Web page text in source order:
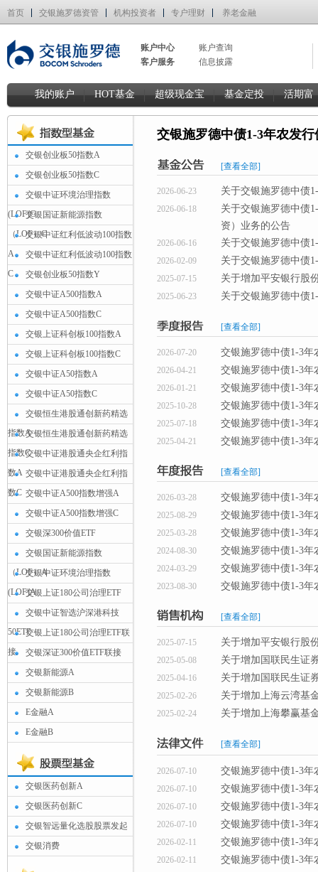
首页 交银施罗德资管 机构投资者 专户理财 养老金融
账户中心
账户查询
客户服务
信息披露
我的账户 HOT基金 超级现金宝 基金定投 活期富
交银创业板50指数A
交银创业板50指数C
交银中证环境治理指数
(LOF)C交银国证新能源指数
（LOF）C
交银中证红利低波动100指数
A
交银中证红利低波动100指数
C
交银创业板50指数Y
交银中证A500指数A
交银中证A500指数C
交银上证科创板100指数A
交银上证科创板100指数C
交银中证A50指数A
交银中证A50指数C
交银恒生港股通创新药精选
指数A交银恒生港股通创新药精选
指数C交银中证港股通央企红利指
数A 交银中证港股通央企红利指
数C 交银中证A500指数增强A
交银中证A500指数增强C
交银深300价值ETF
交银国证新能源指数
（LOF）A
交银中证环境治理指数
(LOF)A交银上证180公司治理ETF
交银中证智选沪深港科技
50ETF交银上证180公司治理ETF联
接
交银深证300价值ETF联接
交银新能源A
交银新能源B
E金融A
E金融B
交银医药创新A
交银医药创新C
交银智远量化选股股票发起
交银消费
交银施罗德中债1-3年农发
[查看全部]
2026-06-23 关于交银施罗德中债
2026-06-18
关于交银施罗德中债
资）业务的公告
2026-06-16 关于交银施罗德中债
2026-02-09 关于交银施罗德中债
2025-07-15 关于增加平安银行股
2025-06-23 关于交银施罗德中债
[查看全部]
2026-07-20 交银施罗德中债1-3年
2026-04-21 交银施罗德中债1-3年
2026-01-21 交银施罗德中债1-3年
2025-10-28 交银施罗德中债1-3年
2025-07-18 交银施罗德中债1-3年
2025-04-21 交银施罗德中债1-3年
[查看全部]
2026-03-28 交银施罗德中债1-3年
2025-08-29 交银施罗德中债1-3年
2025-03-28 交银施罗德中债1-3年
2024-08-30 交银施罗德中债1-3年
2024-03-29 交银施罗德中债1-3年
2023-08-30 交银施罗德中债1-3年
[查看全部]
2025-07-15 关于增加平安银行股
2025-05-08 关于增加国联民生证
2025-04-16 关于增加国联民生证
2025-02-26 关于增加上海云湾基
2025-02-24 关于增加上海攀赢基
[查看全部]
2026-07-10 交银施罗德中债1-3
2026-07-10 交银施罗德中债1-3
2026-07-10 交银施罗德中债1-3年
2026-07-10 交银施罗德中债1-3
2026-02-11 交银施罗德中债1-3
2026-02-11 交银施罗德中债1-3年